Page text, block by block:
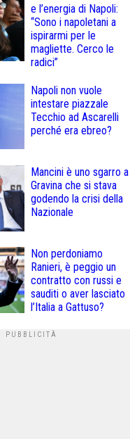
e l’energia di Napoli:
“Sono i napoletani a
ispirarmi per le
magliette. Cerco le
radici”
Napoli non vuole
intestare piazzale
Tecchio ad Ascarelli
perché era ebreo?
Mancini è uno sgarro a
Gravina che si stava
godendo la crisi della
Nazionale
Non perdoniamo
Ranieri, è peggio un
contratto con russi e
sauditi o aver lasciato
l’Italia a Gattuso?